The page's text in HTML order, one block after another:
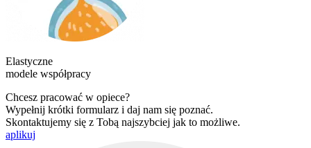
Elastyczne
modele współpracy
Chcesz pracować w opiece?
Wypełnij krótki formularz i daj nam się poznać.
Skontaktujemy się z Tobą najszybciej jak to możliwe.
aplikuj